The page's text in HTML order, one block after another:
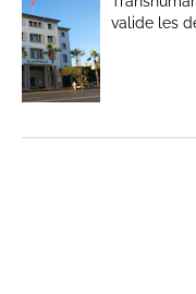
valide les